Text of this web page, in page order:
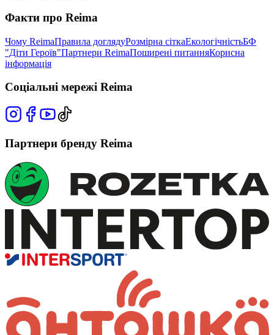
Факти про Reima
Чому ReimaПравила доглядуРозмірна сіткаЕкологічністьБФ
"Діти Героїв"Партнери ReimaПоширені питанняКорисна
інформація
Соціальні мережі Reima
Партнери бренду Reima